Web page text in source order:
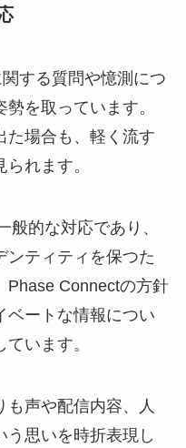
する質問や憶測につ
を取っています。
た場合も、軽く流す
れます。
般的な対応であり、
ンティティを保つた
Phase Connectの方針
ベートな情報につい
います。
も声や配信内容、人
う思いを時折表現し